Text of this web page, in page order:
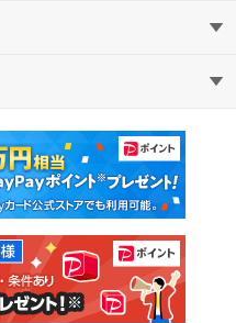
中古マンション
中古一戸建て
土地
教えて！住まいの先生